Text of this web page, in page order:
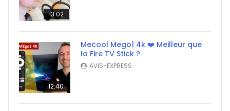
13:02
12:40
Mecool Mego1 4k ❤️ Meilleur que
la Fire TV Stick ?
AVIS-EXPRESS